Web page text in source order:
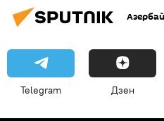
Telegram Дзен